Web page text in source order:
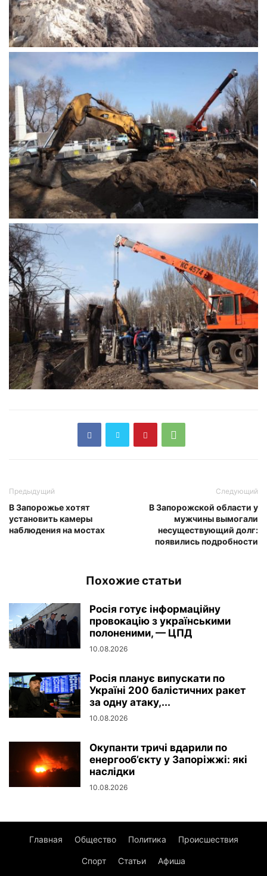
Предыдущий
В Запорожье хотят
установить камеры
наблюдения на мостах
Следующий
В Запорожской области у
мужчины вымогали
несуществующий долг:
появились подробности
Похожие статьи
Росія готує інформаційну
провокацію з українськими
полоненими, — ЦПД
10.08.2026
Росія планує випускати по
Україні 200 балістичних ракет
за одну атаку,...
10.08.2026
Окупанти тричі вдарили по
енергооб’єкту у Запоріжжі: які
наслідки
10.08.2026
Главная Общество Политика Происшествия
Спорт Статьи Афиша